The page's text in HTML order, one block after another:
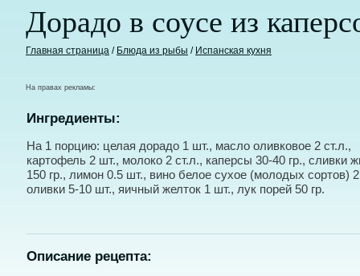
Дорадо в соусе из
Главная страница / Блюда из рыбы / Испанская кухня
На правах рекламы:
Ингредиенты:
На 1 порцию: целая дорадо 1 шт., масло оливковое 2 ст.л.,
картофель 2 шт., молоко 2 ст.л., каперсы 30-40 гр., сливки
150 гр., лимон 0.5 шт., вино белое сухое (молодых сортов) 2
оливки 5-10 шт., яичный желток 1 шт., лук порей 50 гр.
Описание рецепта: